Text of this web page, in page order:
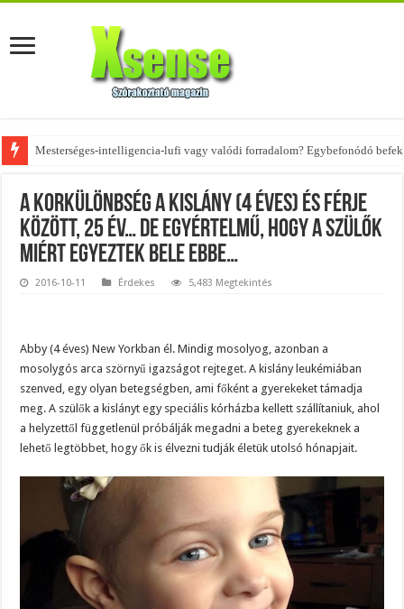
Az övtáskák továbbra is trendik – nézd meg, milyen stílusokhoz illenek!
A korkülönbség a kislány (4 éves) és férje
között, 25 év… de egyértelmű, hogy a szülők
miért egyeztek bele ebbe…
2016-10-11 Érdekes 5,483 Megtekintés
Abby (4 éves) New Yorkban él. Mindig mosolyog, azonban a
mosolygós arca szörnyű igazságot rejteget. A kislány leukémiában
szenved, egy olyan betegségben, ami főként a gyerekeket támadja
meg. A szülők a kislányt egy speciális kórházba kellett szállítaniuk, ahol
a helyzettől függetlenül próbálják megadni a beteg gyerekeknek a
lehető legtöbbet, hogy ők is élvezni tudják életük utolsó hónapjait.